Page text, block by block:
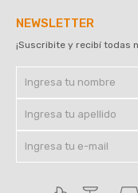
NEWSLETTER
¡Suscribite y recibí todas